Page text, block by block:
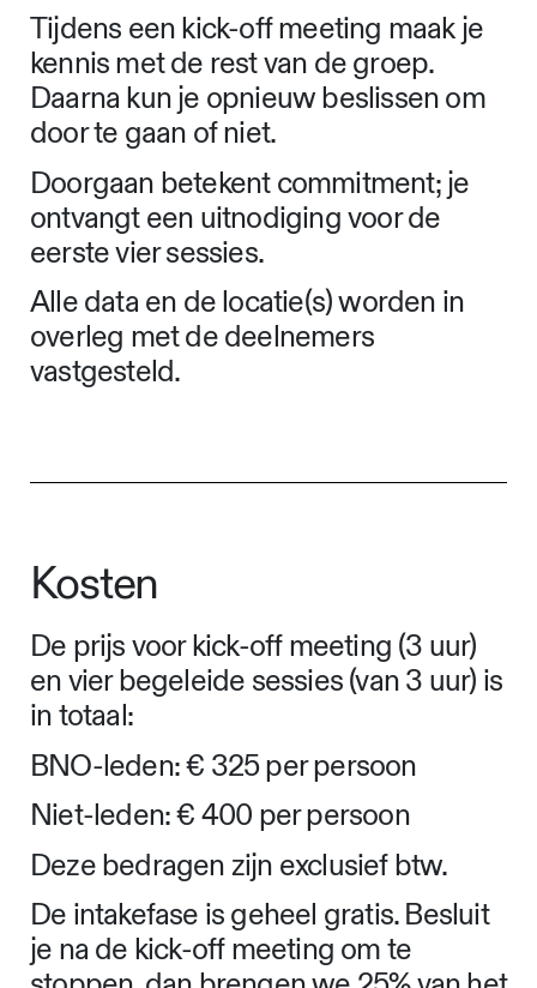
Tijdens een kick-off meeting maak je
kennis met de rest van de groep.
Daarna kun je opnieuw beslissen om
door te gaan of niet.
Doorgaan betekent commitment; je
ontvangt een uitnodiging voor de
eerste vier sessies.
Alle data en de locatie(s) worden in
overleg met de deelnemers
vastgesteld.
Kosten
De prijs voor kick-off meeting (3 uur)
en vier begeleide sessies (van 3 uur) is
in totaal:
BNO-leden: € 325 per persoon
Niet-leden: € 400 per persoon
Deze bedragen zijn exclusief btw.
De intakefase is geheel gratis. Besluit
je na de kick-off meeting om te